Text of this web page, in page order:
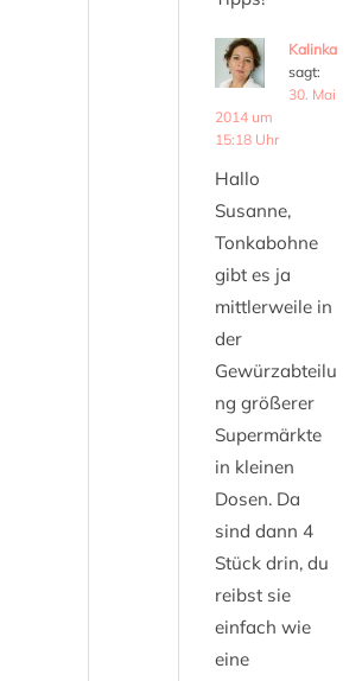
Kalinka
sagt:
30. Mai
2014 um
15:18 Uhr
Hallo
Susanne,
Tonkabohne
gibt es ja
mittlerweile in
der
Gewürzabteilu
ng größerer
Supermärkte
in kleinen
Dosen. Da
sind dann 4
Stück drin, du
reibst sie
einfach wie
eine